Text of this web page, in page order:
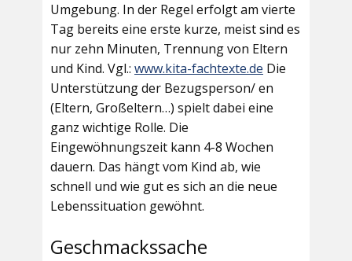
Umgebung. In der Regel erfolgt am vierte
Tag bereits eine erste kurze, meist sind es
nur zehn Minuten, Trennung von Eltern
und Kind. Vgl.: www.kita-fachtexte.de Die
Unterstützung der Bezugsperson/ en
(Eltern, Großeltern…) spielt dabei eine
ganz wichtige Rolle. Die
Eingewöhnungszeit kann 4-8 Wochen
dauern. Das hängt vom Kind ab, wie
schnell und wie gut es sich an die neue
Lebenssituation gewöhnt.
Geschmackssache